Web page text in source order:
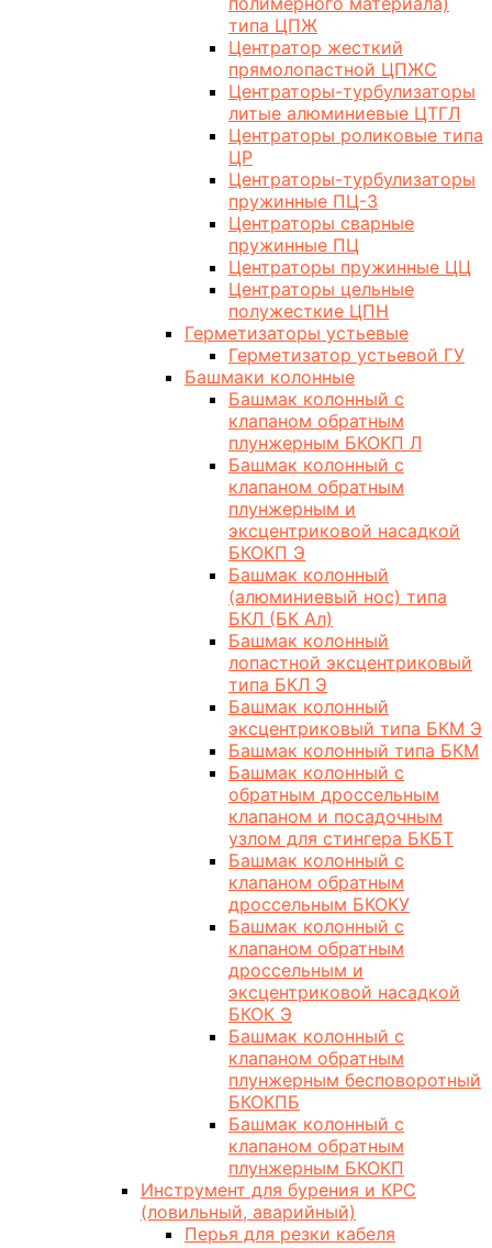
типа ЦПЖ
Центратор жесткий
прямолопастной ЦПЖС
Центраторы-турбулизаторы
литые алюминиевые ЦТГЛ
Центраторы роликовые типа
ЦР
Центраторы-турбулизаторы
пружинные ПЦ-3
Центраторы сварные
пружинные ПЦ
Центраторы пружинные ЦЦ
Центраторы цельные
полужесткие ЦПН
Герметизаторы устьевые
Герметизатор устьевой ГУ
Башмаки колонные
Башмак колонный с
клапаном обратным
плунжерным БКОКП Л
Башмак колонный с
клапаном обратным
плунжерным и
эксцентриковой насадкой
БКОКП Э
Башмак колонный
(алюминиевый нос) типа
БКЛ (БК Ал)
Башмак колонный
лопастной эксцентриковый
типа БКЛ Э
Башмак колонный
эксцентриковый типа БКМ Э
Башмак колонный типа БКМ
Башмак колонный с
обратным дроссельным
клапаном и посадочным
узлом для стингера БКБТ
Башмак колонный с
клапаном обратным
дроссельным БКОКУ
Башмак колонный с
клапаном обратным
дроссельным и
эксцентриковой насадкой
БКОК Э
Башмак колонный с
клапаном обратным
плунжерным бесповоротный
БКОКПБ
Башмак колонный с
клапаном обратным
плунжерным БКОКП
Инструмент для бурения и КРС
(ловильный, аварийный)
Перья для резки кабеля